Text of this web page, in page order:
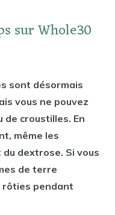
sur Whole30
sont désormais
vous ne pouvez
croustilles. En
même les
dextrose. Si vous
de terre
rôties pendant